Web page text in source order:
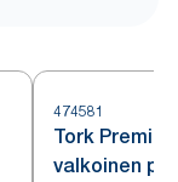
474581
Tork
valkoinen